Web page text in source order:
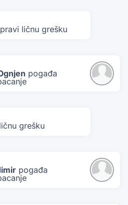
pravi ličnu grešku
pogađa
grešku
pogađa